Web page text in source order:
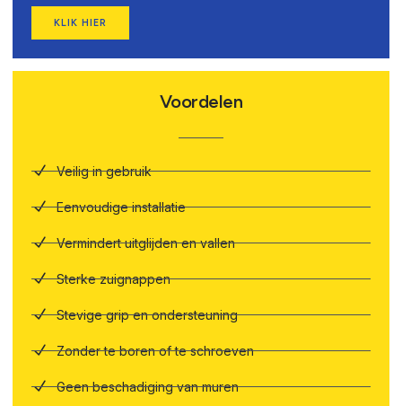
KLIK HIER
Voordelen
Veilig in gebruik
Eenvoudige installatie
Vermindert uitglijden en vallen
Sterke zuignappen
Stevige grip en ondersteuning
Zonder te boren of te schroeven
Geen beschadiging van muren